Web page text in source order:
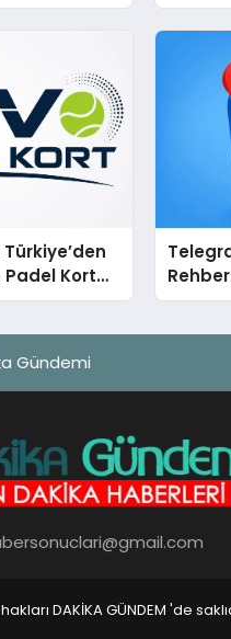
Padel Kort
Adresi
Tek
Gündemi
DAKİKA GÜNDEM 'de